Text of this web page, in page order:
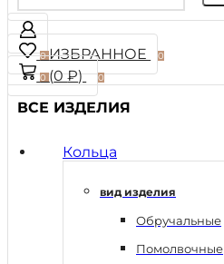
0ИЗБРАННОЕ 0
0(0₽) 0
ВСЕ ИЗДЕЛИЯ
Кольца
вид изделия
Обручальные
Помолвочные